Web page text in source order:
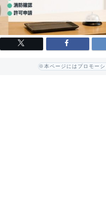
※本ページにはプロモー